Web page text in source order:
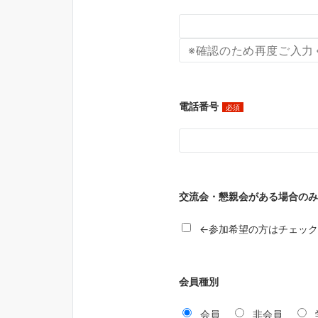
電話番号 必須
交流会・懇親会がある場合のみ
←参加希望の方はチェッ
会員種別
会員 非会員